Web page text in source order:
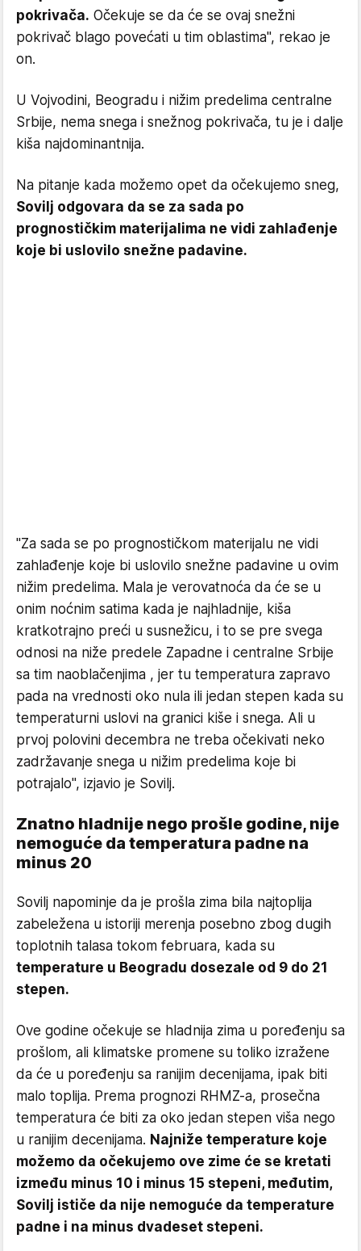
pokrivača. Očekuje se da će se ovaj snežni
pokrivač blago povećati u tim oblastima", rekao je
on.
U Vojvodini, Beogradu i nižim predelima centralne
Srbije, nema snega i snežnog pokrivača, tu je i dalje
kiša najdominantnija.
Na pitanje kada možemo opet da očekujemo sneg,
Sovilj odgovara da se za sada po
prognostičkim materijalima ne vidi zahlađenje
koje bi uslovilo snežne padavine.
"Za sada se po prognostičkom materijalu ne vidi
zahlađenje koje bi uslovilo snežne padavine u ovim
nižim predelima. Mala je verovatnoća da će se u
onim noćnim satima kada je najhladnije, kiša
kratkotrajno preći u susnežicu, i to se pre svega
odnosi na niže predele Zapadne i centralne Srbije
sa tim naoblačenjima , jer tu temperatura zapravo
pada na vrednosti oko nula ili jedan stepen kada su
temperaturni uslovi na granici kiše i snega. Ali u
prvoj polovini decembra ne treba očekivati neko
zadržavanje snega u nižim predelima koje bi
potrajalo", izjavio je Sovilj.
Znatno hladnije nego prošle godine, nije
nemoguće da temperatura padne na
minus 20
Sovilj napominje da je prošla zima bila najtoplija
zabeležena u istoriji merenja posebno zbog dugih
toplotnih talasa tokom februara, kada su
temperature u Beogradu dosezale od 9 do 21
stepen.
Ove godine očekuje se hladnija zima u poređenju sa
prošlom, ali klimatske promene su toliko izražene
da će u poređenju sa ranijim decenijama, ipak biti
malo toplija. Prema prognozi RHMZ-a, prosečna
temperatura će biti za oko jedan stepen viša nego
u ranijim decenijama. Najniže temperature koje
možemo da očekujemo ove zime će se kretati
između minus 10 i minus 15 stepeni, međutim,
Sovilj ističe da nije nemoguće da temperature
padne i na minus dvadeset stepeni.